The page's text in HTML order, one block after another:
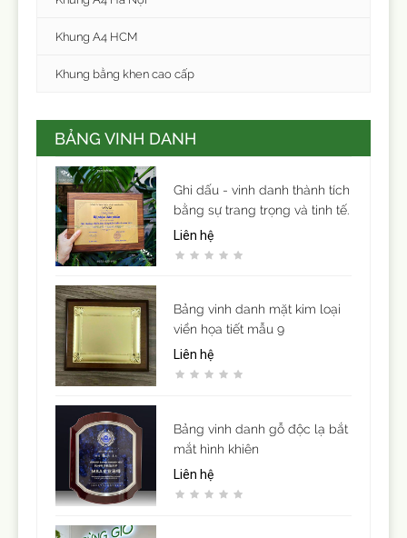
Khung A4 HCM
Khung bằng khen cao cấp
BẢNG VINH DANH
Ghi dấu - vinh danh thành tích
bằng sự trang trọng và tinh tế.
Liên hệ
Bảng vinh danh mặt kim loại
viền họa tiết mẫu 9
Liên hệ
Bảng vinh danh gỗ độc lạ bắt
mắt hình khiên
Liên hệ